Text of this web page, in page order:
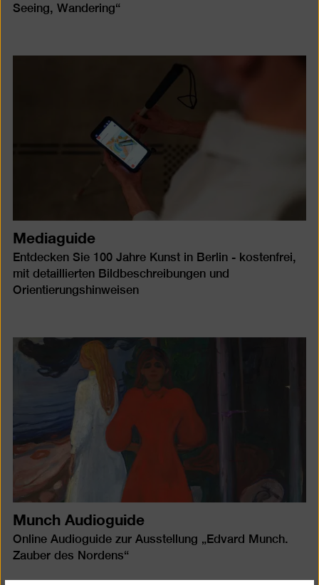
Seeing, Wandering“
Mediaguide
Entdecken Sie 100 Jahre Kunst in Berlin - kostenfrei,
mit detaillierten Bildbeschreibungen und
Orientierungshinweisen
Munch Audioguide
Online Audioguide zur Ausstellung „Edvard Munch.
Zauber des Nordens“